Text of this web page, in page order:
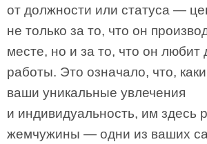
от должности или статуса —
не только за то, что он
месте, но и за то, что он любит
работы. Это означало, что,
ваши уникальные увлечения
и индивидуальность, им здесь
жемчужины — одни из ваших